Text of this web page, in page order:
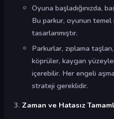
Oyuna başladığınızda,
Bu parkur, oyunun temel
tasarlanmıştır.
Parkurlar, zıplama
köprüler, kaygan
içerebilir. Her engeli
strateji gereklidir.
Zaman ve Hatasız